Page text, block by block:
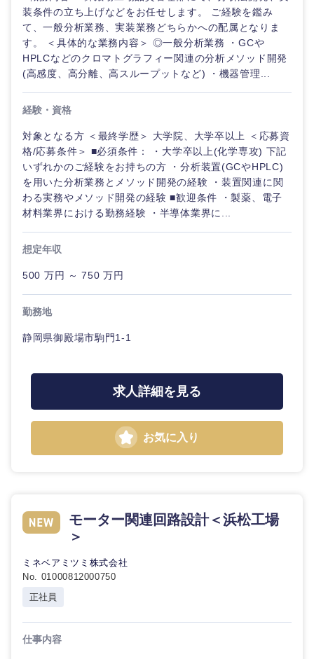
中国・四国地方
鳥取県
装条件の立ち上げなどをお任せします。 ご経験を鑑み
て、一般分析業務、実装業務どちらかへの配属となりま
す。 ＜具体的な業務内容＞ ◎一般分析業務 ・GCや
HPLCなどのクロマトグラフィー関連の分析メソッド開発
(高感度、高分離、高スループットなど) ・機器管理...
経験・資格
対象となる方 ＜最終学歴＞ 大学院、大学卒以上 ＜応募資
格/応募条件＞ ■必須条件： ・大学卒以上(化学専攻) 下記
いずれかのご経験をお持ちの方 ・分析装置(GCやHPLC)
を用いた分析業務とメソッド開発の経験 ・装置関連に関
わる実務やメソッド開発の経験 ■歓迎条件 ・製薬、電子
材料業界における勤務経験 ・半導体業界に...
想定年収
500 万円 ～ 750 万円
勤務地
静岡県御殿場市駒門1-1
求人詳細を見る
お気に入り
モーター関連回路設計＜浜松工場
＞
ミネベアミツミ株式会社
No. 01000812000750
正社員
仕事内容